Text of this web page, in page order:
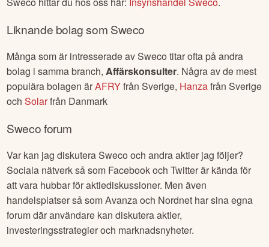
Liknande bolag som Sweco
Många som är intresserade avSweco titar ofta på andra
bolag i samma branch,Affärskonsulter. Några av de mest
populära bolagen ärAFRYfrånSverige, HanzafrånSverige
ochSolarfrån Danmark
Swecoforum
Var kan jag diskuteraSweco och andra aktier jag följer?
Sociala nätverk så som Facebook och Twitter är kända för
att vara hubbar för aktiediskussioner. Men även
handelsplatser så som Avanza och Nordnet har sina egna
forum där användare kan diskutera aktier,
investeringsstrategier och marknadsnyheter.